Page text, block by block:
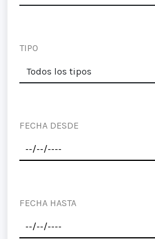
TIPO
FECHA DESDE
FECHA HASTA